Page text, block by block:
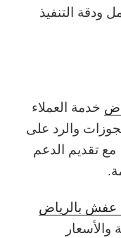
ودقة التنفيذ
خدمة العملاء
والرد على
تقديم الدعم
عفش بالرياض